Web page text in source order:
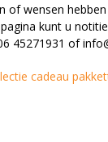
of wensen
kunt u
45271931 of
cadeau